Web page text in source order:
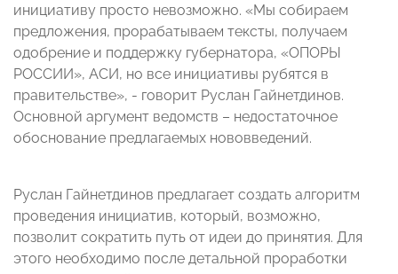
инициативу просто невозможно. «Мы собираем
предложения, прорабатываем тексты, получаем
одобрение и поддержку губернатора, «ОПОРЫ
РОССИИ», АСИ, но все инициативы рубятся в
правительстве», - говорит Руслан Гайнетдинов.
Основной аргумент ведомств – недостаточное
обоснование предлагаемых нововведений.
Руслан Гайнетдинов предлагает создать алгоритм
проведения инициатив, который, возможно,
позволит сократить путь от идеи до принятия. Для
этого необходимо после детальной проработки